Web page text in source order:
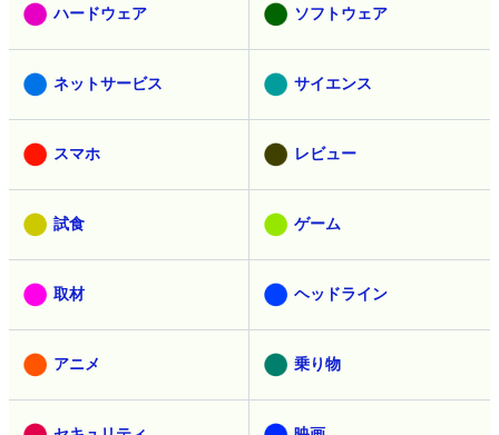
ハードウェア ソフトウェア
ネットサービス サイエンス
スマホ レビュー
試食 ゲーム
取材 ヘッドライン
アニメ 乗り物